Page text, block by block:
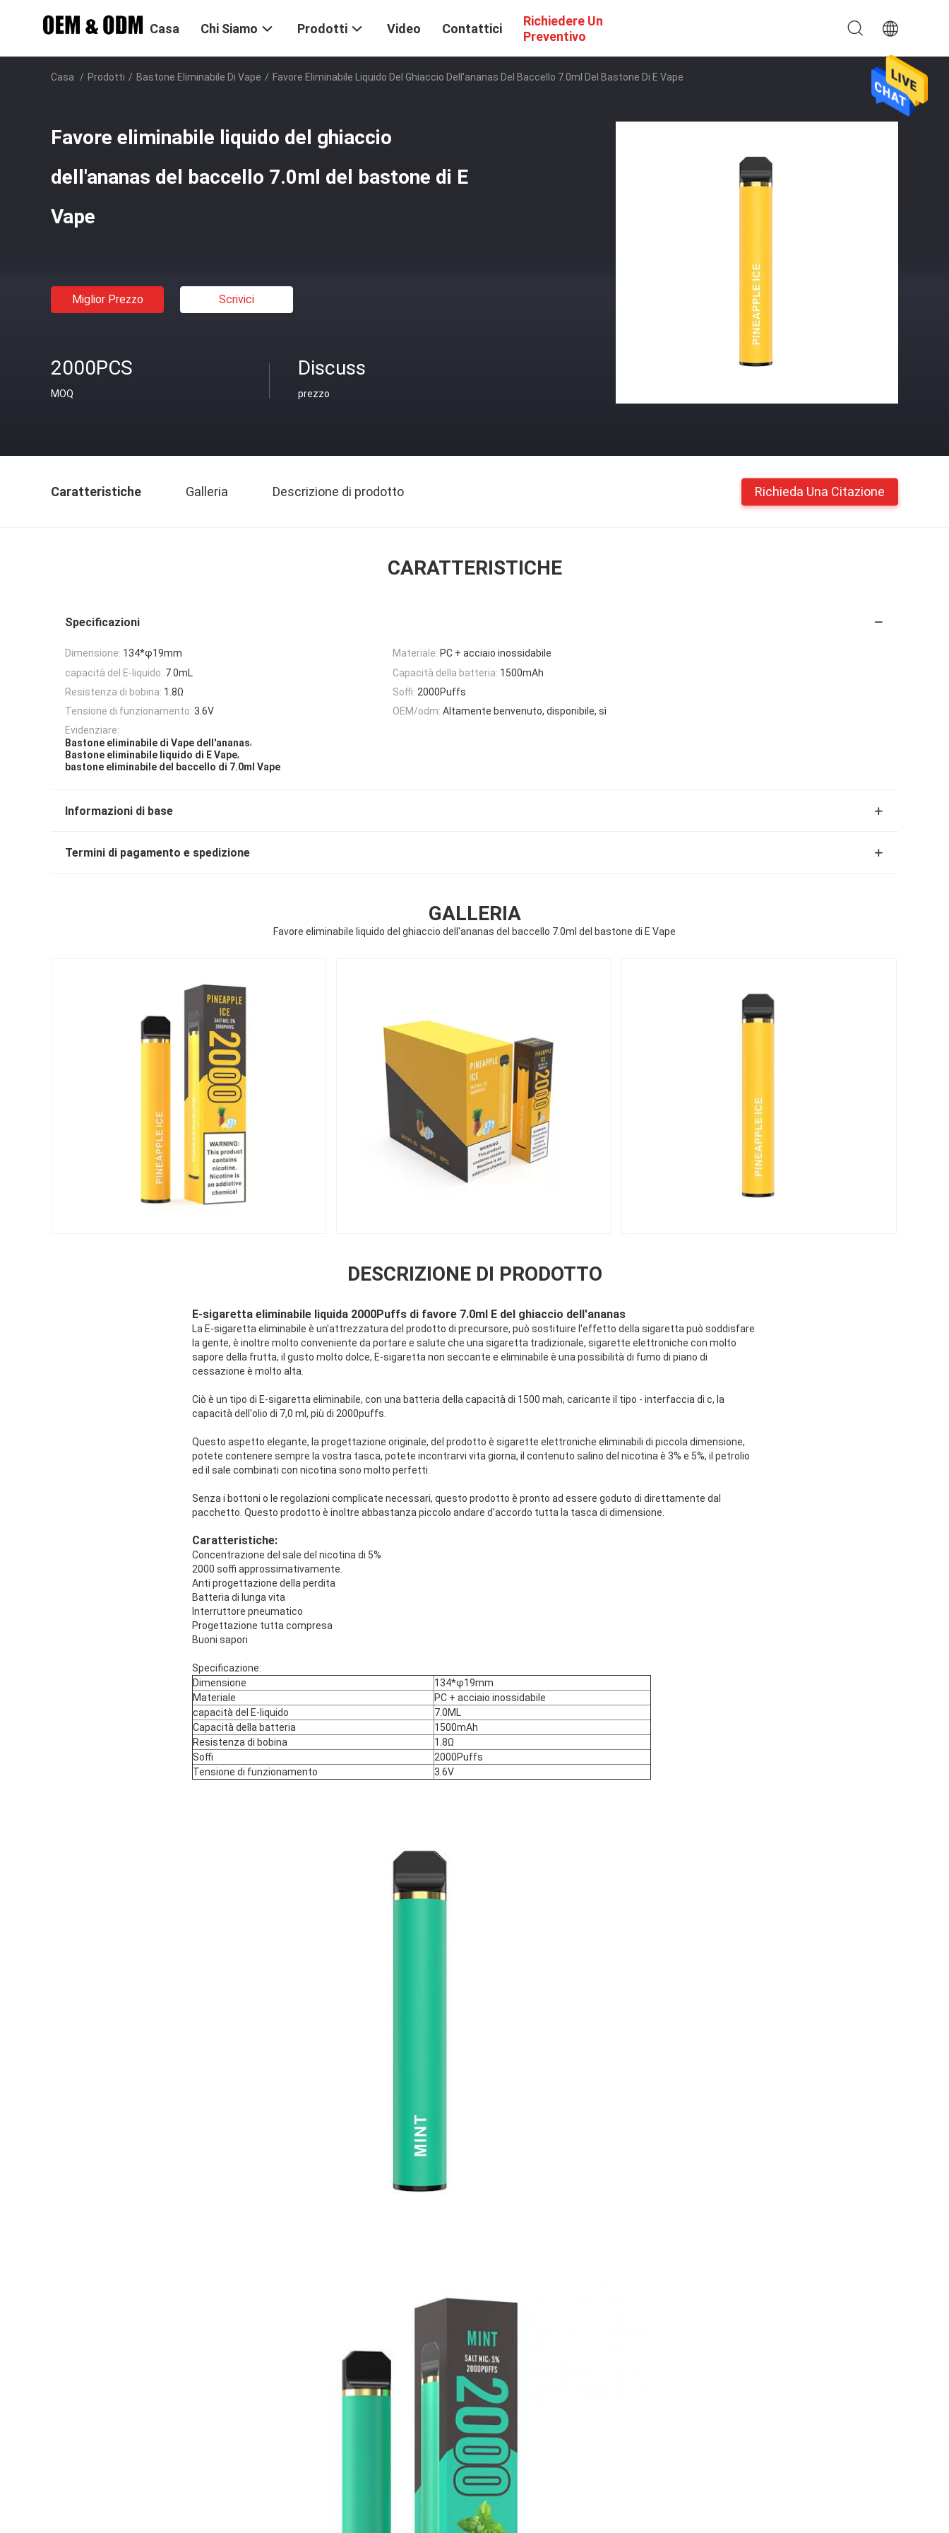
Casa Chi Siamo Prodotti Video Contattici
Richiedere Un
Preventivo
Casa / Prodotti / Bastone Eliminabile Di Vape / Favore Eliminabile Liquido Del Ghiaccio Dell'ananas Del Baccello 7.0ml Del Bastone Di E Vape
Favore eliminabile liquido del ghiaccio
dell'ananas del baccello 7.0ml del bastone di E
Vape
Miglior Prezzo Scrivici
2000PCS
MOQ
Discuss
prezzo
Caratteristiche Galleria Descrizione di prodotto Richieda Una Citazione
CARATTERISTICHE
Specificazioni
Dimensione: 134*φ19mm Materiale: PC + acciaio inossidabile
capacità del E-liquido: 7.0mL Capacità della batteria: 1500mAh
Resistenza di bobina: 1.8Ω Soffi: 2000Puffs
Tensione di funzionamento: 3.6V OEM/odm: Altamente benvenuto, disponibile, sì
Evidenziare:
Bastone eliminabile di Vape dell'ananas,
Bastone eliminabile liquido di E Vape,
bastone eliminabile del baccello di 7.0ml Vape
Informazioni di base
Termini di pagamento e spedizione
GALLERIA
Favore eliminabile liquido del ghiaccio dell'ananas del baccello 7.0ml del bastone di E Vape
DESCRIZIONE DI PRODOTTO
E-sigaretta eliminabile liquida 2000Puffs di favore 7.0ml E del ghiaccio dell'ananas
La E-sigaretta eliminabile è un'attrezzatura del prodotto di precursore, può sostituire l'effetto della sigaretta può soddisfare
la gente, è inoltre molto conveniente da portare e salute che una sigaretta tradizionale, sigarette elettroniche con molto
sapore della frutta, il gusto molto dolce, E-sigaretta non seccante e eliminabile è una possibilità di fumo di piano di
cessazione è molto alta.
Ciò è un tipo di E-sigaretta eliminabile, con una batteria della capacità di 1500 mah, caricante il tipo - interfaccia di c, la
capacità dell'olio di 7,0 ml, più di 2000puffs.
Questo aspetto elegante, la progettazione originale, del prodotto è sigarette elettroniche eliminabili di piccola dimensione,
potete contenere sempre la vostra tasca, potete incontrarvi vita giorna, il contenuto salino del nicotina è 3% e 5%, il petrolio
ed il sale combinati con nicotina sono molto perfetti.
Senza i bottoni o le regolazioni complicate necessari, questo prodotto è pronto ad essere goduto di direttamente dal
pacchetto. Questo prodotto è inoltre abbastanza piccolo andare d'accordo tutta la tasca di dimensione.
Caratteristiche:
Concentrazione del sale del nicotina di 5%
2000 soffi approssimativamente.
Anti progettazione della perdita
Batteria di lunga vita
Interruttore pneumatico
Progettazione tutta compresa
Buoni sapori
Specificazione:
Dimensione
134*φ19mm
Materiale
PC + acciaio inossidabile
capacità del E-liquido
7.0ML
Capacità della batteria
1500mAh
Resistenza di bobina
1.8Ω
Soffi
2000Puffs
Tensione di funzionamento
3.6V